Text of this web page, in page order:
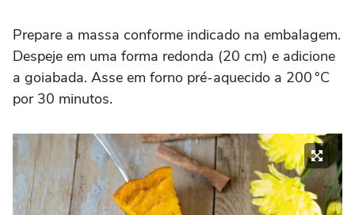
Prepare a massa conforme indicado na embalagem.
Despeje em uma forma redonda (20 cm) e adicione
a goiabada. Asse em forno pré-aquecido a 200 °C
por 30 minutos.